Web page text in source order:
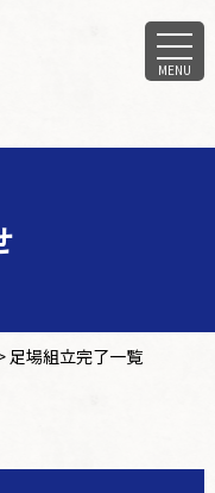
MENU
足場組立完了一覧